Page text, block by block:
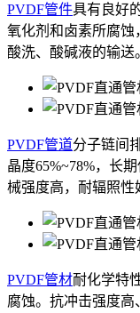
PVDF管件具有良好
氧化剂和卤素所腐蚀
酸洗、酸碱液的输送
PVDF管道分子链间
晶度65%~78%，长
械强度高，耐辐照性
PVDF管材耐化学特
腐蚀。抗冲击强度